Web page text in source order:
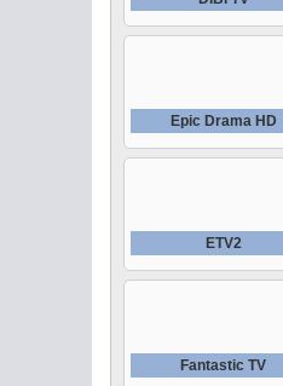
Epic Drama HD
ETV2
Fantastic TV